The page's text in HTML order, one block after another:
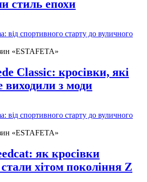
стиль епохи
від спортивного старту до вуличного
«ESTAFETA»
Classic: кросівки, які
виходили з моди
від спортивного старту до вуличного
«ESTAFETA»
як кросівки
хітом покоління Z